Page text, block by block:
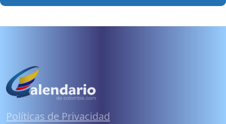
Políticas de Privacidad